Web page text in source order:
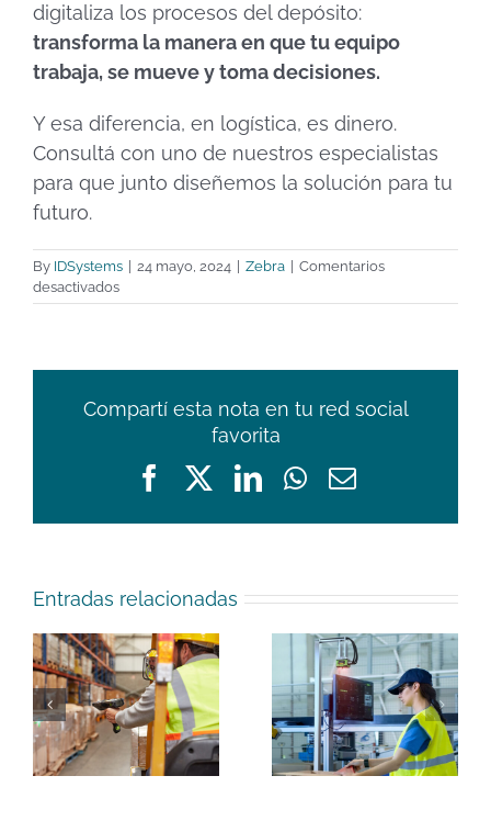
digitaliza los procesos del depósito:
transforma la manera en que tu equipo
trabaja, se mueve y toma decisiones.
Y esa diferencia, en logística, es dinero.
Consultá con uno de nuestros especialistas
para que junto diseñemos la solución para tu
futuro.
By IDSystems 24 mayo, 2024 Zebra
Comentarios
desactivadosen
¿Por
errores
el
costando
millones?
Compartí esta nota en tu red social
favorita
FacebookLinkedIn
WhatsApp
Email
Entradas relacionadas
El secreto del
empaque
inteligente